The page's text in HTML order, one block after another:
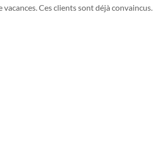
Ces clients sont déjà convaincus.